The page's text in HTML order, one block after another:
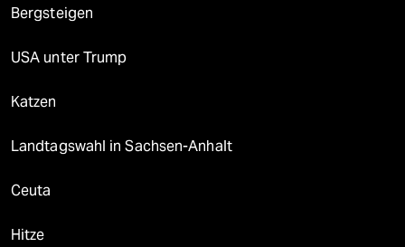
Bergsteigen
USA unter Trump
Katzen
Landtagswahl in Sachsen-Anhalt
Ceuta
Hitze